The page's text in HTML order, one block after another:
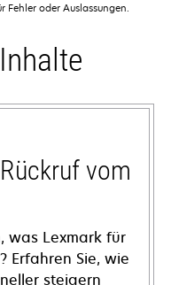
Fehler oder Auslassungen.
vom
was Lexmark für
Erfahren Sie, wie
steigern